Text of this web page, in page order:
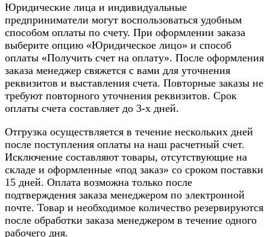
Юридические лица и индивидуальные
предприниматели могут воспользоваться удобным
способом оплаты по счету. При оформлении заказа
выберите опцию «Юридическое лицо» и способ
оплаты «Получить счет на оплату». После оформления
заказа менеджер свяжется с вами для уточнения
реквизитов и выставления счета. Повторные заказы не
требуют повторного уточнения реквизитов. Срок
оплаты счета составляет до 3-х дней.
Отгрузка осуществляется в течение нескольких дней
после поступления оплаты на наш расчетный счет.
Исключение составляют товары, отсутствующие на
складе и оформленные «под заказ» со сроком поставки
15 дней. Оплата возможна только после
подтверждения заказа менеджером по электронной
почте. Товар и необходимое количество резервируются
после обработки заказа менеджером в течение одного
рабочего дня.